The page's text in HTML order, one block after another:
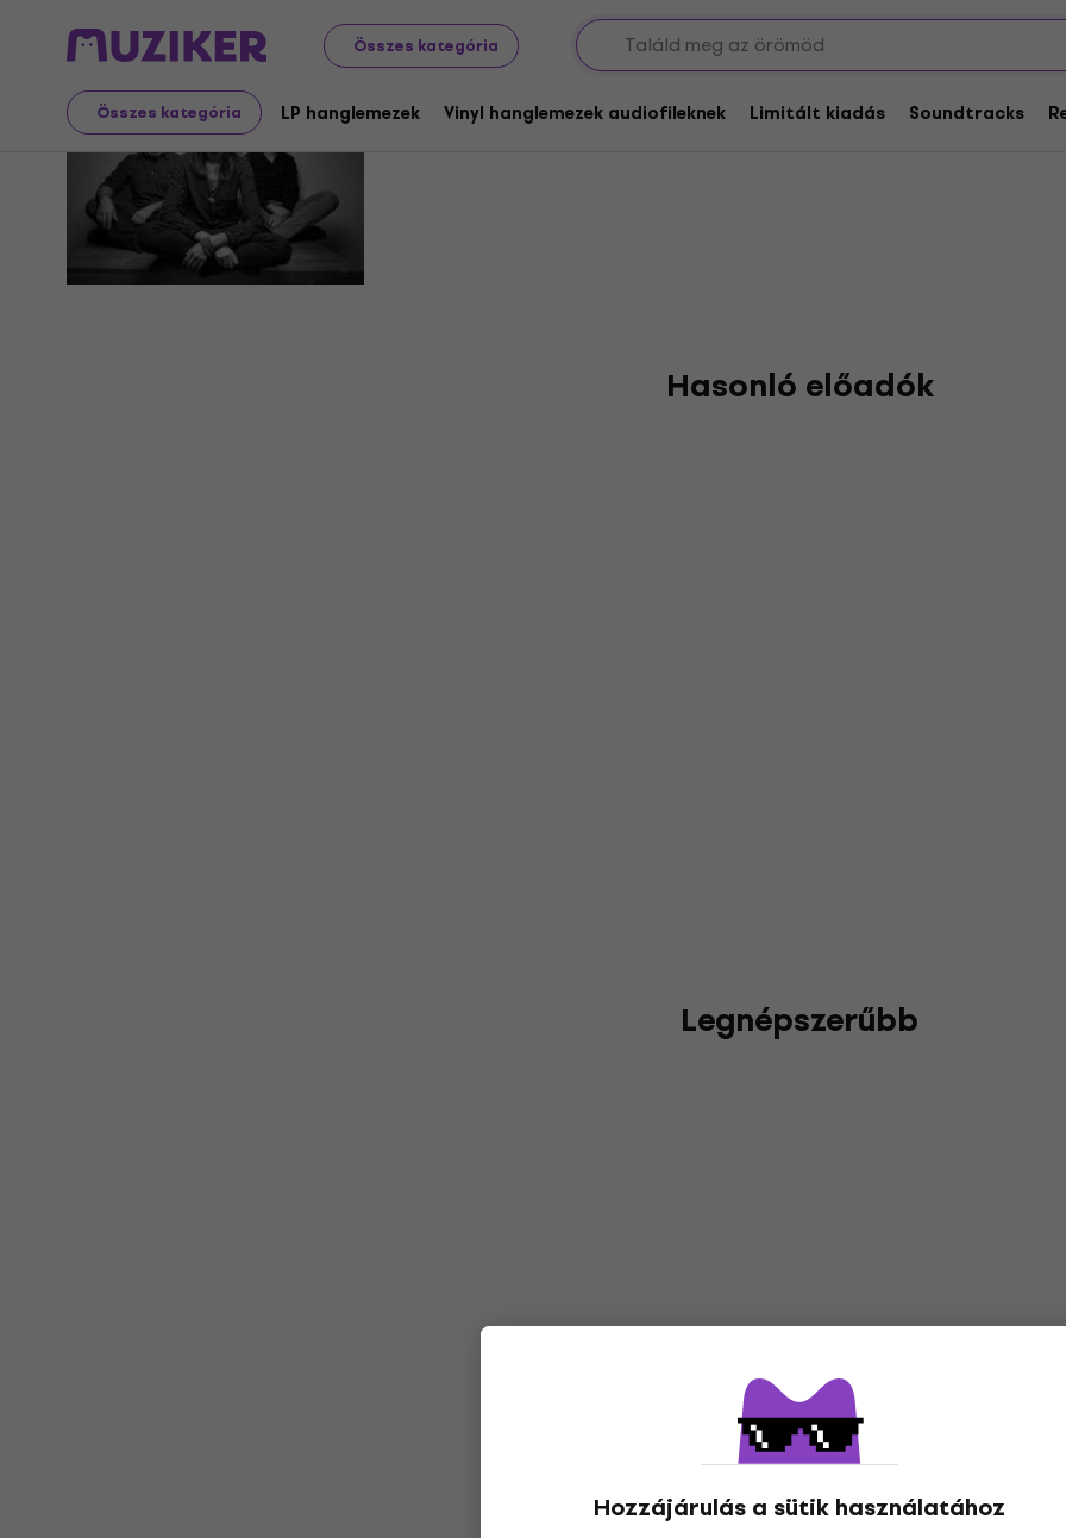
Összes kategória
Összes kategória LP hanglemezek Vinyl hanglemezek audiofileknek Limitált kiadás Soundtracks
Hozzájárulás a sütik használatához
Les Lekin
Hasonló előadók
Legnépszerűbb